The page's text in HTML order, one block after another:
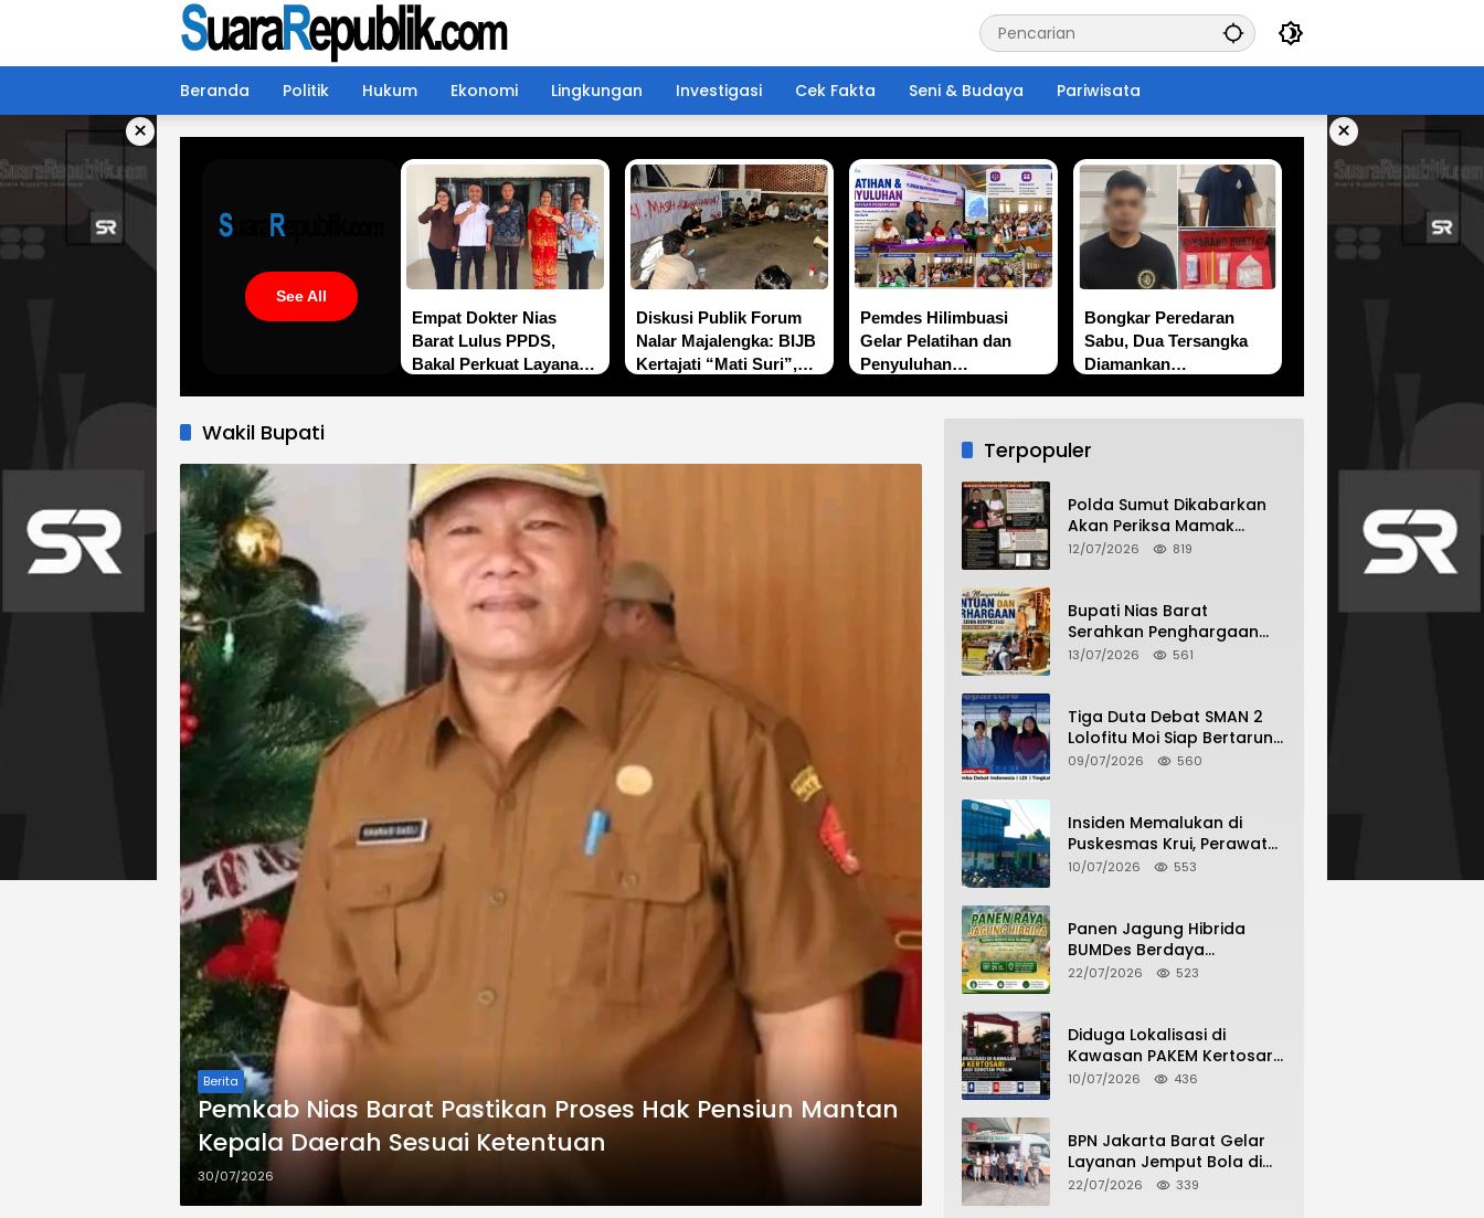
Beranda
Politik Hukum Ekonomi Lingkungan Investigasi Cek Fakta Seni & Budaya Pariwisata
× ×
See All
Empat Dokter Nias
Barat Lulus PPDS,
Bakal Perkuat Layanan
Diskusi Publik Forum
Nalar Majalengka: BIJB
Kertajati “Mati Suri”,
Pemdes Hilimbuasi
Gelar Pelatihan dan
Penyuluhan
Bongkar Peredaran
Sabu, Dua Tersangka
Diamankan
Wakil Bupati
Berita
Pemkab Nias Barat Pastikan Proses Hak Pensiun Mantan
Kepala Daerah Sesuai Ketentuan
30/07/2026
Terpopuler
Polda Sumut Dikabarkan
Akan Periksa Mamak
Maling Terlapor dalam
Perdamaian
12/07/2026 819
Bupati Nias Barat
Serahkan Penghargaan
dan Penghargaan Bagi
13/07/2026 561
Tiga Duta Debat SMAN 2
Lolofitu Moi Siap Bertarung
di LDI Tingkat Provinsi
09/07/2026 560
Insiden Memalukan di
Puskesmas Krui, Perawat
dan Security Berselisih
10/07/2026 553
Panen Jagung Hibrida
BUMDes Berdaya
Hilimbuasi, Bukti Nyata
22/07/2026 523
Diduga Lokalisasi di
Kawasan PAKEM Kertosari
Kembali Jadi Sorotan
10/07/2026 436
BPN Jakarta Barat Gelar
Layanan Jemput Bola di
Kantor Kecamatan Grogol
22/07/2026 339